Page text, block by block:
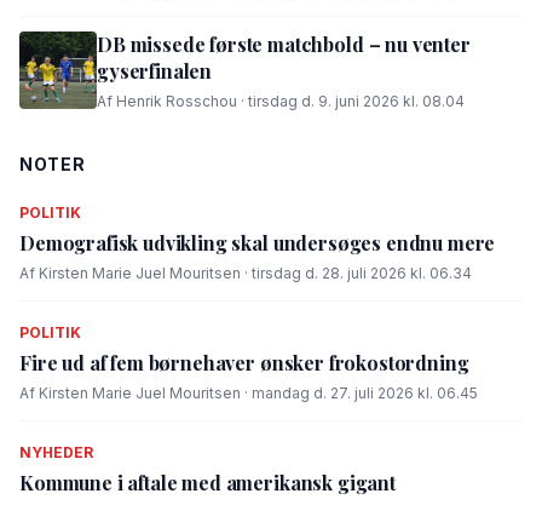
DB missede første matchbold – nu venter
gyserfinalen
Af Henrik Rosschou · tirsdag d. 9. juni 2026 kl. 08.04
NOTER
POLITIK
Demografisk udvikling skal undersøges endnu mere
Af Kirsten Marie Juel Mouritsen · tirsdag d. 28. juli 2026 kl. 06.34
POLITIK
Fire ud af fem børnehaver ønsker frokostordning
Af Kirsten Marie Juel Mouritsen · mandag d. 27. juli 2026 kl. 06.45
NYHEDER
Kommune i aftale med amerikansk gigant